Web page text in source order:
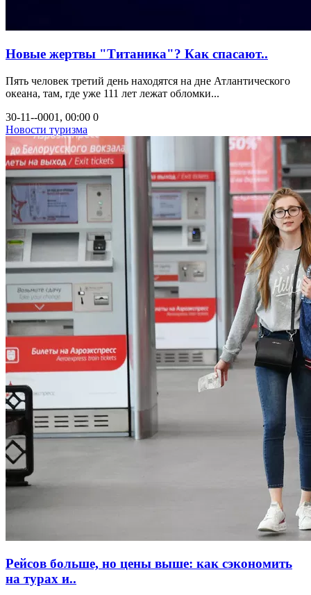
Новые жертвы "Титаника"? Как спасают..
Пять человек третий день находятся на дне Атлантического
океана, там, где уже 111 лет лежат обломки...
30-11--0001, 00:00 0
Новости туризма
Рейсов больше, но цены выше: как сэкономить
на турах и..